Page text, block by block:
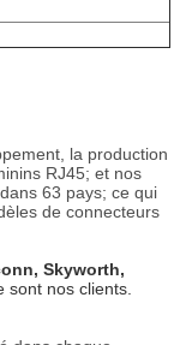
la production
RJ45; et nos
63 pays; ce qui
de connecteurs
Skyworth,
sont nos clients.